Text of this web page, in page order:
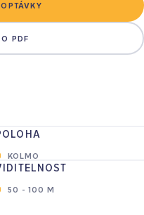
PDF
KOLMO
50 - 100 M